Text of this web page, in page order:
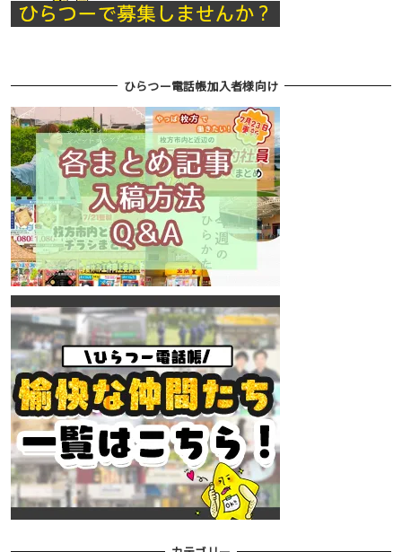
ひらつー電話帳加入者様向け